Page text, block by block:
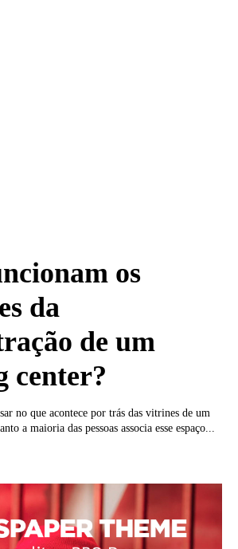
os
da
de um
center?
no que acontece por trás das vitrines de um
a maioria das pessoas associa esse espaço...